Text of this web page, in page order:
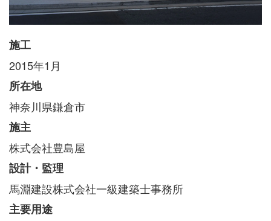
施工
2015年1月
所在地
神奈川県鎌倉市
施主
株式会社豊島屋
設計・監理
馬淵建設株式会社一級建築士事務所
主要用途